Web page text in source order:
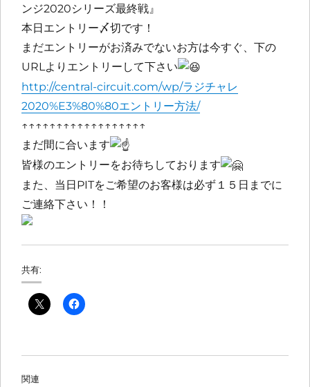
ンジ2020シリーズ最終戦』
本日エントリー〆切です！
まだエントリーがお済みでないお方は今すぐ、下の
URLよりエントリーして下さい
http://central-circuit.com/wp/ラジチャレ
2020%E3%80%80エントリー方法/
↑↑↑↑↑↑↑↑↑↑↑↑↑↑↑↑↑↑
まだ間に合います
皆様のエントリーをお待ちしております
また、当日PITをご希望のお客様は必ず１５日までに
ご連絡下さい！！
共有:
関連